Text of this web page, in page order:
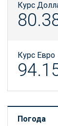
Курс
Курс Евро
Погода